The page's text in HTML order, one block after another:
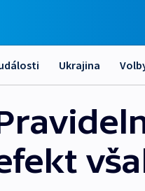
Ukrajina